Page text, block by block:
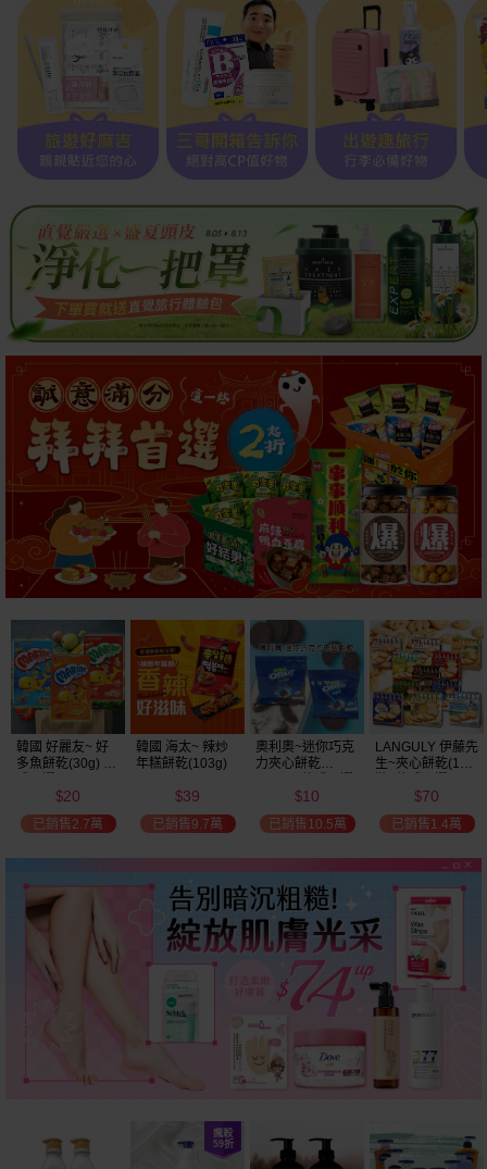
韓國 好麗友~ 好
多魚餅乾(30g) 款
$20
已銷售2.7萬
韓國 海太~ 辣炒
年糕餅乾(103g)
$39
已銷售9.7萬
奧利奧~迷你巧克
力夾心餅乾
美式賣場熱銷
$10
已銷售10.5萬
LANGULY 伊藤先
生~夾心餅乾(1盒
$70
已銷售1.4萬